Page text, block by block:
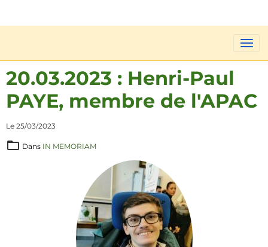
20.03.2023 : Henri-Paul
PAYE, membre de l'APAC
Le 25/03/2023
Dans IN MEMORIAM